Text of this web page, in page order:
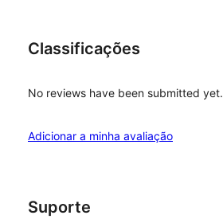
Classificações
No reviews have been submitted yet.
Adicionar a minha avaliação
Suporte